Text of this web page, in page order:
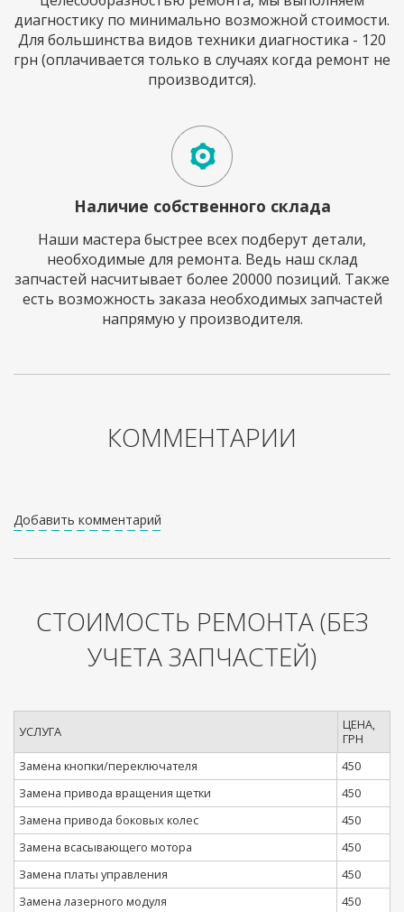
диагностику по минимально возможной стоимости.
Для большинства видов техники диагностика - 120
грн (оплачивается только в случаях когда ремонт не
производится).
Наличие собственного склада
Наши мастера быстрее всех подберут детали,
необходимые для ремонта. Ведь наш склад
запчастей насчитывает более 20000 позиций. Также
есть возможность заказа необходимых запчастей
напрямую у производителя.
КОММЕНТАРИИ
Добавить комментарий
СТОИМОСТЬ РЕМОНТА(БЕЗ
УЧЕТА ЗАПЧАСТЕЙ)
УСЛУГА
ЦЕНА,
ГРН
Замена кнопки/переключателя
450
Замена привода вращения щетки
450
Замена привода боковых колес
450
Замена всасывающего мотора
450
Замена платы управления
450
Замена лазерного модуля
450